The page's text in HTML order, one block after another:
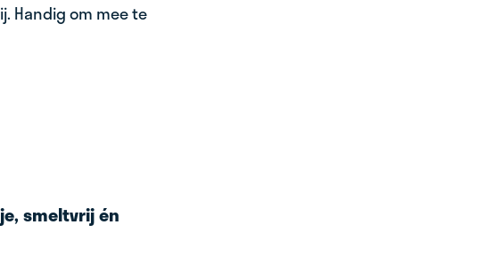
Handig om mee te
smeltvrij én